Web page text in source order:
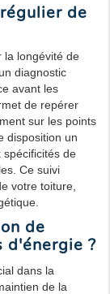
de
la longévité de
diagnostic
avant les
de repérer
sur les points
disposition un
spécificités de
Ce suivi
votre toiture,
de
d'énergie ?
dans la
de la